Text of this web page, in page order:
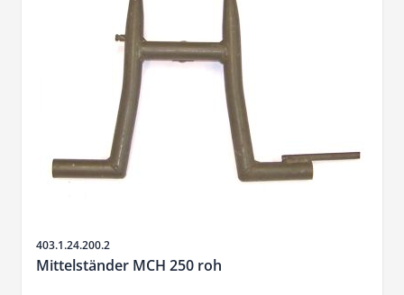
Artikelnr.
403.1.24.200.2
Mittelständer MCH 250 roh